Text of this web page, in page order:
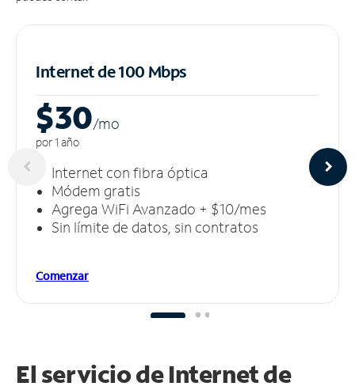
Internet de 100 Mbps
$30/mo
por 1 año
Internet con fibra óptica
Módem gratis
Agrega WiFi Avanzado + $10/mes
Sin límite de datos, sin contratos
Comenzar
El servicio de Internet de